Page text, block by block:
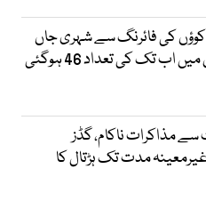
کی فائرنگ سے شہری جاں
اب تک کی تعداد 46 ہوگئی
مذاکرات ناکام، گڈز
غیرمعینہ مدت تک ہڑتال کا